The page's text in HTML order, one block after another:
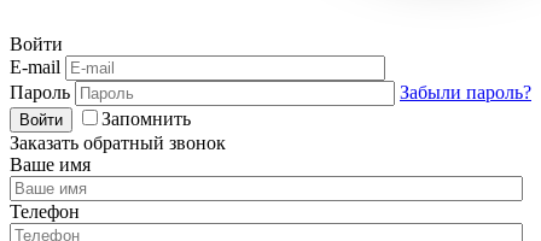
Войти
E-mail
Пароль
Забыли пароль?
Войти
Запомнить
Заказать обратный звонок
Ваше имя
Телефон